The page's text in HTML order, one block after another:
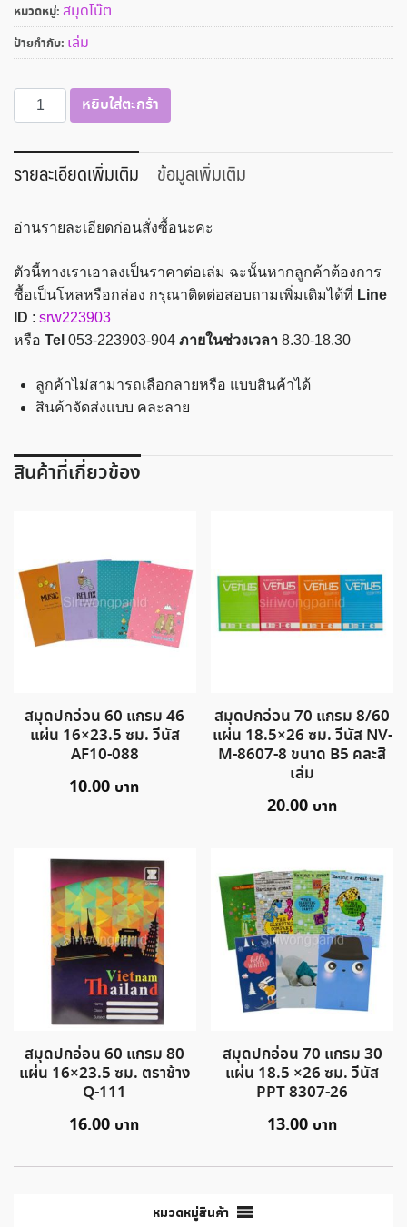
หมวดหมู่: สมุดโน๊ต
ป้ายกำกับ: เล่ม
จำนวน
สมุด
ปก
210x320
70แกรม
100แผ่น
BSP
รุ่น
ชิ้น
หยิบใส่ตะกร้า
รายละเอียดเพิ่มเติม ข้อมูลเพิ่มเติม
อ่านรายละเอียดก่อนสั่งซื้อนะคะ
ตัวนี้ทางเราเอาลงเป็นราคาต่อเล่ม ฉะนั้นหากลูกค้าต้องการ
ซื้อเป็นโหลหรือกล่อง กรุณาติดต่อสอบถามเพิ่มเติมได้ที่ Line
ID : srw223903
หรือ Tel 053-223903-904 ภายในช่วงเวลา 8.30-18.30
ลูกค้าไม่สามารถเลือกลายหรือ แบบสินค้าได้
สินค้าจัดส่งแบบ คละลาย
สินค้าที่เกี่ยวข้อง
สมุดปกอ่อน 60 แกรม 46
แผ่น 16×23.5 ซม. วีนัส
AF10-088
10.00
สมุดปกอ่อน 70 แกรม 8/60
แผ่น 18.5×26 ซม. วีนัส NV-
M-8607-8 ขนาด B5 คละสี
เล่ม
20.00
สมุดปกอ่อน 60 แกรม 80
แผ่น 16×23.5 ซม. ตราช้าง
Q-111
16.00
สมุดปกอ่อน 70 แกรม 30
แผ่น 18.5 ×26 ซม. วีนัส
PPT 8307-26
13.00
หมวดหมู่สินค้า